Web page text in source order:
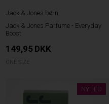
Jack & Jones børn
Jack & Jones Parfume - Everyday
Boost
149,95 DKK
ONE SIZE
NYHED